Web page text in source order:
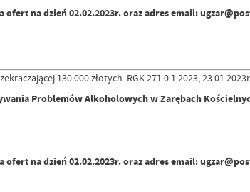
na dzień 02.02.2023r. oraz adres email:
130 000 złotych. RGK.271.0.1.2023, 23.01.2023r.
Problemów Alkoholowych w Zarębach
na dzień 02.02.2023r. oraz adres email: